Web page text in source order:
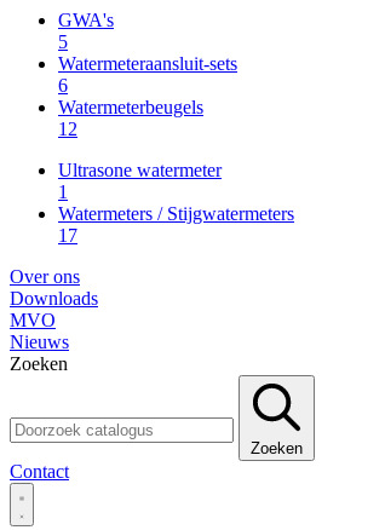
GWA's
5
Watermeteraansluit-sets
6
Watermeterbeugels
12
Ultrasone watermeter
1
Watermeters / Stijgwatermeters
17
Over ons
Downloads
MVO
Nieuws
Zoeken
Zoeken
Contact